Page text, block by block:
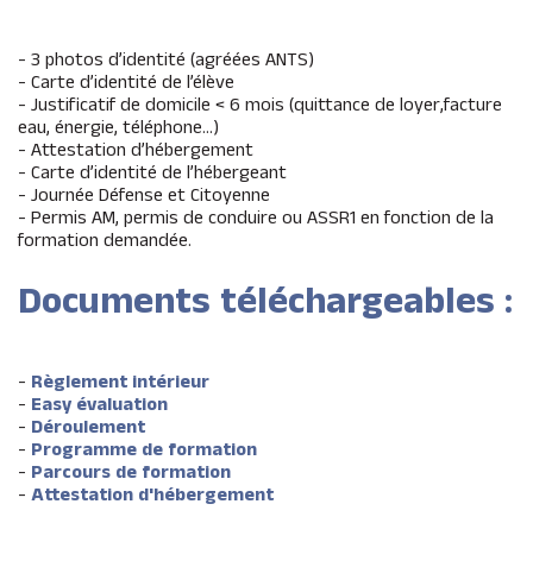
- 3 photos d’identité (agréées ANTS)
- Carte d’identité de l’élève
- Justificatif de domicile < 6 mois (quittance de loyer,facture
eau, énergie, téléphone…)
- Attestation d’hébergement
- Carte d’identité de l’hébergeant
- Journée Défense et Citoyenne
- Permis AM, permis de conduire ou ASSR1 en fonction de la
formation demandée.
Documents téléchargeables :
- Règlement intérieur
- Easy évaluation
- Déroulement
- Programme de formation
- Parcours de formation
- Attestation d'hébergement